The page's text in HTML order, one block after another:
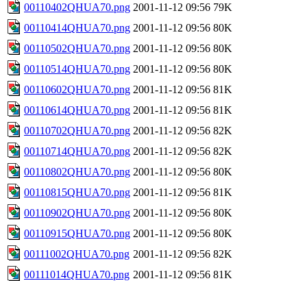
00110402QHUA70.png 2001-11-12 09:56 79K
00110414QHUA70.png 2001-11-12 09:56 80K
00110502QHUA70.png 2001-11-12 09:56 80K
00110514QHUA70.png 2001-11-12 09:56 80K
00110602QHUA70.png 2001-11-12 09:56 81K
00110614QHUA70.png 2001-11-12 09:56 81K
00110702QHUA70.png 2001-11-12 09:56 82K
00110714QHUA70.png 2001-11-12 09:56 82K
00110802QHUA70.png 2001-11-12 09:56 80K
00110815QHUA70.png 2001-11-12 09:56 81K
00110902QHUA70.png 2001-11-12 09:56 80K
00110915QHUA70.png 2001-11-12 09:56 80K
00111002QHUA70.png 2001-11-12 09:56 82K
00111014QHUA70.png 2001-11-12 09:56 81K